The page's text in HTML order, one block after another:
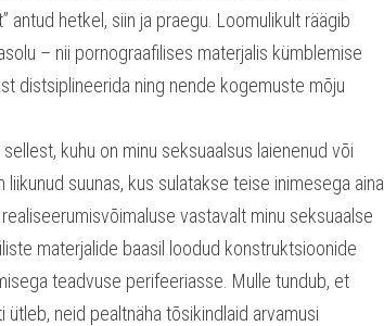
antud hetkel, siin ja praegu. Loomulikult räägib
– nii pornograafilises materjalis kümblemise
distsiplineerida ning nende kogemuste mõju
kuhu on minu seksuaalsus laienenud või
suunas, kus sulatakse teise inimesega aina
vastavalt minu seksuaalse
materjalide baasil loodud konstruktsioonide
teadvuse perifeeriasse. Mulle tundub, et
neid pealtnäha tõsikindlaid arvamusi